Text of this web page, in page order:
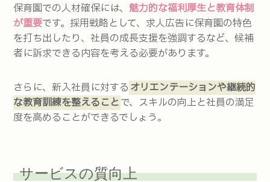
保育園での人材確保には、 魅力的な福利厚生と教育体制
が重要です。採用戦略として、求人広告に保育園の特色
を打ち出したり、社員の成長支援を強調するなど、候補
者に訴求できる内容を考える必要があります。
さらに、新入社員に対する オリエンテーションや継続的
な教育訓練を整えることで、スキルの向上と社員の満足
度を高めることができるでしょう。
サービスの質向上